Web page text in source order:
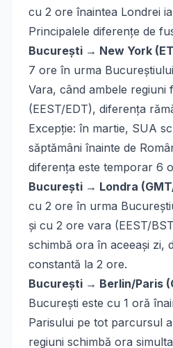
cu 2 ore înaintea Londrei
Principalele diferențe de
București → New York
7 ore în urma
Vara, când ambele regiuni
(EEST/EDT), diferența
Excepție: în martie, SUA
săptămâni înainte de
diferența este temporar 6
București → Londra
cu 2 ore în urma
și cu 2 ore vara (EEST/
schimbă ora în aceeași zi,
constantă la 2 ore.
București → Berlin/Paris
București este cu 1 oră
Parisului pe tot parcursul
regiuni schimbă ora